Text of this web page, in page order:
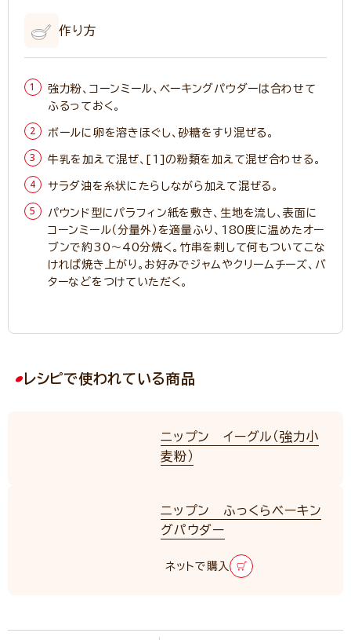
作り方
強力粉、コーンミール、ベーキングパウダーは合わせて
ふるっておく。
ボールに卵を溶きほぐし、砂糖をすり混ぜる。
牛乳を加えて混ぜ、[1]の粉類を加えて混ぜ合わせる。
サラダ油を糸状にたらしながら加えて混ぜる。
パウンド型にパラフィン紙を敷き、生地を流し、表面に
コーンミール（分量外）を適量ふり、180度に温めたオー
ブンで約30～40分焼く。竹串を刺して何もついてこな
ければ焼き上がり。お好みでジャムやクリームチーズ、バ
ターなどをつけていただく。
レシピで使われている商品
ニップン イーグル（強力小
麦粉）
ニップン ふっくらベーキン
グパウダー
ネットで購入